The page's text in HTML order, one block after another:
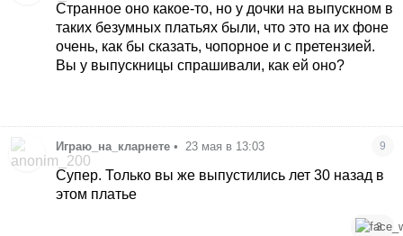
Странное оно какое-то, но у дочки на выпускном в
таких безумных платьях были, что это на их фоне
очень, как бы сказать, чопорное и с претензией.
Вы у выпускницы спрашивали, как ей оно?
Играю_на_кларнете • 23 мая в 13:03 9
Супер. Только вы же выпустились лет 30 назад в
этом платье
3